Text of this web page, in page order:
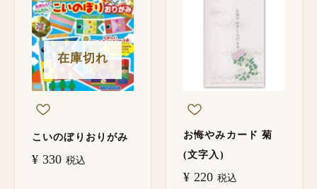
在庫切れ
こいのぼりおりがみ
¥ 330 税込
お悔やみカード 菊
(文字入)
¥ 220 税込